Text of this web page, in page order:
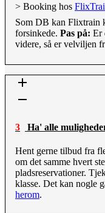
> Booking hos
Som DB kan Flixtrain
forsinkede. Pas på: Er
videre, så er velviljen
3 Ha' alle
Hent gerne tilbud fra
om det samme hvert
pladsreservationer.
klasse. Det kan nogle
herom.